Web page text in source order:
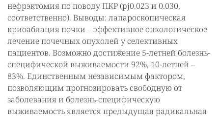
нефрэктомия по поводу ПКР (pј0.023 и 0.030,
соответственно). Выводы: лапароскопическая
криоаблация почки – эффективное онкологическое
лечение почечных опухолей у селективных
пациентов. Возможно достижение 5-летней болезнь-
специфической выживаемости 92%, 10-летней –
83%. Единственным независимым фактором,
позволяющим прогнозировать свободную от
заболевания и болезнь-специфическую
выживаемость является предыдущая радикальная